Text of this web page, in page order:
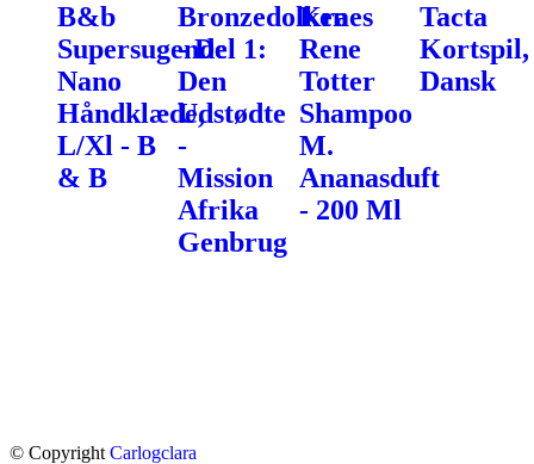
B&b
Supersugende
Nano
Håndklæde,
L/Xl - B
& B
Bronzedolken
- Del 1:
Den
Udstødte
-
Mission
Afrika
Genbrug
Kraes
Rene
Totter
Shampoo
M.
Ananasduft
- 200 Ml
Tacta
Kortspil,
Dansk
© Copyright Carlogclara